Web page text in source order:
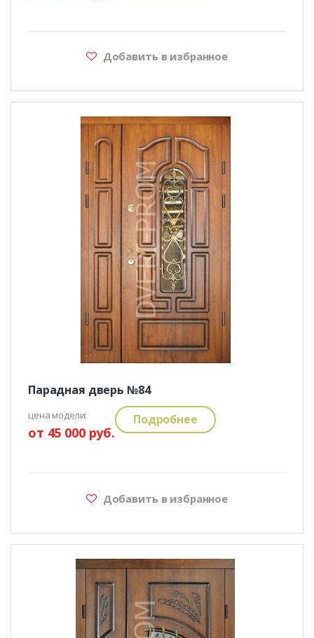
Добавить в избранное
Парадная дверь №84
цена модели:
от 45 000 руб.
Подробнее
Добавить в избранное